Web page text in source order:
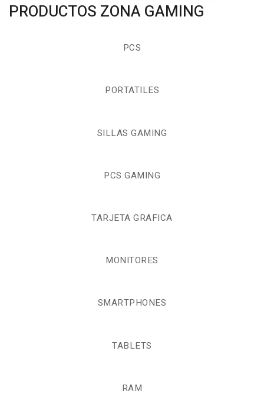
PRODUCTOS ZONA GAMING
PCS
PORTATILES
SILLAS GAMING
PCS GAMING
TARJETA GRAFICA
MONITORES
SMARTPHONES
TABLETS
RAM